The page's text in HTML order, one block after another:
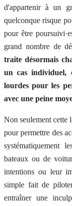
d'appartenir à un
quelconque risque
pour être
grand nombre de
traite désormais
un cas individuel,
lourdes pour les
avec une peine
Non seulement cette
pour permettre des
systématiquement
bateaux ou de
intentions ou leur
simple fait de
entraîner une